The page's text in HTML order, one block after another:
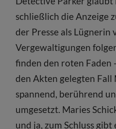
schließlich die Anzeige
der Presse als
Vergewaltigungen
finden den roten Faden
den Akten gelegten Fall
spannend, berührend
umgesetzt. Maries
und ja, zum Schluss